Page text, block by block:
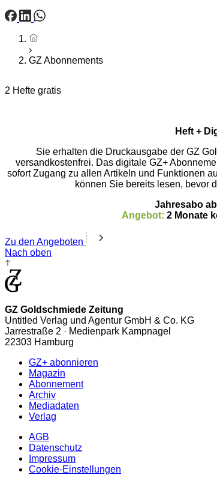
Startseite
GZ Abonnements
2 Hefte gratis
Heft +
Sie erhalten die Druckausgabe der GZ
versandkostenfrei. Das digitale GZ+
sofort Zugang zu allen Artikeln und Funktionen
können Sie bereits lesen, bevor
Jahresabo
Angebot: 2 Monate
Zu den Angeboten
Nach oben
GZ Goldschmiede Zeitung
Untitled Verlag und Agentur GmbH & Co. KG
Jarrestraße 2 · Medienpark Kampnagel
22303 Hamburg
GZ+ abonnieren
Magazin
Abonnement
Archiv
Mediadaten
Verlag
AGB
Datenschutz
Impressum
Cookie-Einstellungen